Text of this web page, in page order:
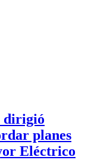
dirigió
planes
Eléctrico